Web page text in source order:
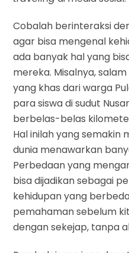
Cobalah berinteraksi
agar bisa mengenal
ada banyak hal yang
mereka. Misalnya,
yang khas dari warga
para siswa di sudut
berbelas-belas
Hal inilah yang semakin
dunia menawarkan
Perbedaan yang
bisa dijadikan sebagai
kehidupan yang
pemahaman sebelum
dengan sekejap, tanpa